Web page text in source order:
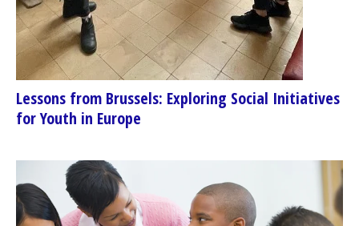
Lessons from Brussels: Exploring Social Initiatives
for Youth in Europe